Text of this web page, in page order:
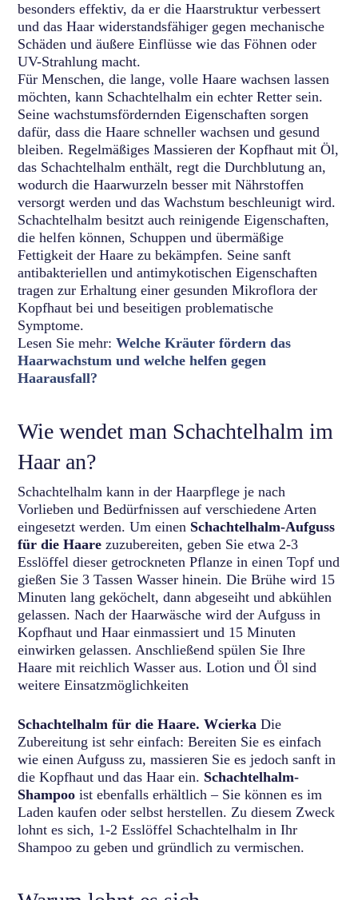
besonders effektiv, da er die Haarstruktur verbessert
und das Haar widerstandsfähiger gegen mechanische
Schäden und äußere Einflüsse wie das Föhnen oder
UV-Strahlung macht.
Für Menschen, die lange, volle Haare wachsen lassen
möchten, kann Schachtelhalm ein echter Retter sein.
Seine wachstumsfördernden Eigenschaften sorgen
dafür, dass die Haare schneller wachsen und gesund
bleiben. Regelmäßiges Massieren der Kopfhaut mit Öl,
das Schachtelhalm enthält, regt die Durchblutung an,
wodurch die Haarwurzeln besser mit Nährstoffen
versorgt werden und das Wachstum beschleunigt wird.
Schachtelhalm besitzt auch reinigende Eigenschaften,
die helfen können, Schuppen und übermäßige
Fettigkeit der Haare zu bekämpfen. Seine sanft
antibakteriellen und antimykotischen Eigenschaften
tragen zur Erhaltung einer gesunden Mikroflora der
Kopfhaut bei und beseitigen problematische
Symptome.
Lesen Sie mehr:Welche Kräuter fördern das
Haarwachstum und welche helfen gegen
Haarausfall?
Wie wendet man Schachtelhalm im
Haar an?
Schachtelhalm kann in der Haarpflege je nach
Vorlieben und Bedürfnissen auf verschiedene Arten
eingesetzt werden. Um einen Schachtelhalm-Aufguss
für die Haare zuzubereiten, geben Sie etwa 2-3
Esslöffel dieser getrockneten Pflanze in einen Topf und
gießen Sie 3 Tassen Wasser hinein. Die Brühe wird 15
Minuten lang geköchelt, dann abgeseiht und abkühlen
gelassen. Nach der Haarwäsche wird der Aufguss in
Kopfhaut und Haar einmassiert und 15 Minuten
einwirken gelassen. Anschließend spülen Sie Ihre
Haare mit reichlich Wasser aus. Lotion und Öl sind
weitere Einsatzmöglichkeiten
Schachtelhalm für die Haare. WcierkaDie
Zubereitung ist sehr einfach: Bereiten Sie es einfach
wie einen Aufguss zu, massieren Sie es jedoch sanft in
die Kopfhaut und das Haar ein. Schachtelhalm-
Shampoo ist ebenfalls erhältlich – Sie können es im
Laden kaufen oder selbst herstellen. Zu diesem Zweck
lohnt es sich, 1-2 Esslöffel Schachtelhalm in Ihr
Shampoo zu geben und gründlich zu vermischen.